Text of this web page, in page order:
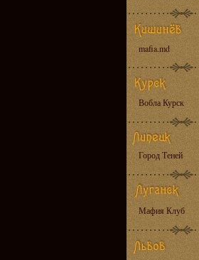
mafia.md
Вобла Курск
Город Теней
Мафия Клуб